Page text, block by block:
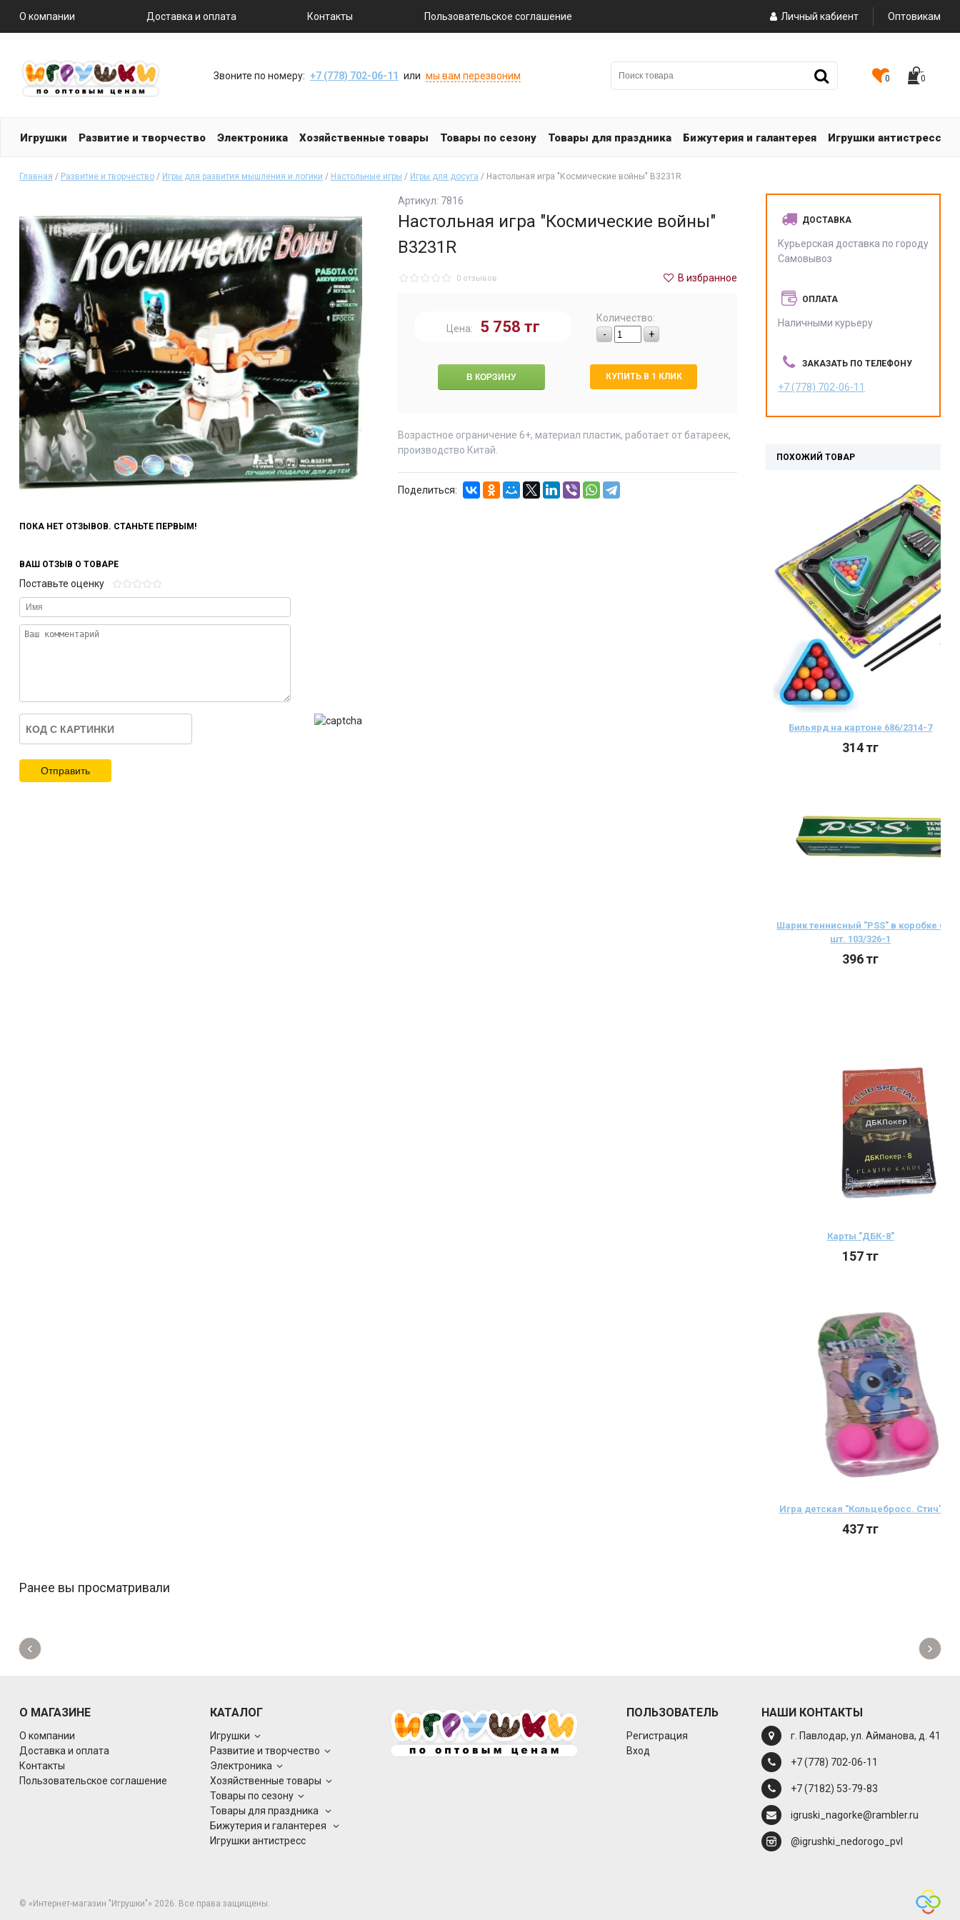
О компании Доставка и оплата Контакты Пользовательское соглашение Личный кабиент Оптовикам
Звоните по номеру: +7 (778) 702-06-11 или мы вам перезвоним 0 0
Игрушки Развитие и творчество Электроника Хозяйственные товары Товары по сезону Товары для праздника Бижутерия и галантерея Игрушки антистресс
Главная / Развитие и творчество/ Игры для развития мышления и логики / Настольные игры / Игры для досуга / Настольная игра "Космические войны" В3231R
ПОКА НЕТ ОТЗЫВОВ. СТАНЬТЕ ПЕРВЫМ!
ВАШ ОТЗЫВ О ТОВАРЕ
Поставьте оценку
Отправить
Артикул: 7816
Настольная игра "Космические войны"
В3231R
0 отзывов В избранное
Цена: 5 758 тг
Количество:
-
+
КУПИТЬ В 1 КЛИК
Возрастное ограничение 6+, материал пластик, работает от батареек,
производство Китай.
Поделиться:
ДОСТАВКА
Курьерская доставка по городу
Самовывоз
ОПЛАТА
Наличными курьеру
ЗАКАЗАТЬ ПО ТЕЛЕФОНУ
+7 (778) 702-06-11
ПОХОЖИЙ ТОВАР
Бильярд на картоне 686/2314-7
314тг
Шарик теннисный "PSS" в коробке 6
шт. 103/326-1
396тг
Карты "ДБК-8"
157тг
Игра детская "Кольцебросс. Стич"
437тг
Ранее вы просматривали
‹ ›
О МАГАЗИНЕ
О компании
Доставка и оплата
Контакты
Пользовательское соглашение
КАТАЛОГ
Игрушки
Развитие и творчество
Электроника
Хозяйственные товары
Товары по сезону
Товары для праздника
Бижутерия и галантерея
Игрушки антистресс
ПОЛЬЗОВАТЕЛЬ
Регистрация
Вход
НАШИ КОНТАКТЫ
г. Павлодар, ул. Айманова, д. 41
+7 (778) 702-06-11
+7 (7182) 53-79-83
igruski_nagorke@rambler.ru
@igrushki_nedorogo_pvl
© «Интернет-магазин "Игрушки"» 2026. Все права защищены.